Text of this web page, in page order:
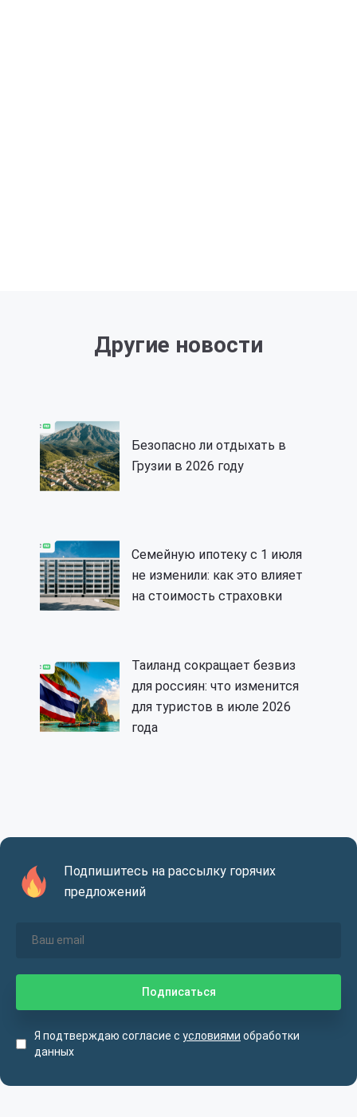
Другие новости
Безопасно ли отдыхать в
Грузии в 2026 году
Семейную ипотеку с 1 июля
не изменили: как это влияет
на стоимость страховки
Таиланд сокращает безвиз
для россиян: что изменится
для туристов в июле 2026
года
Подпишитесь на рассылку горячих
предложений
Я подтверждаю согласие с условиями обработки
данных